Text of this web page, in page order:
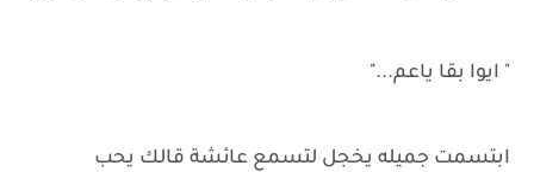
" ايوا بقا ياعم..."
ابتسمت جميله يخجل لتسمع عائشة قالك يحب